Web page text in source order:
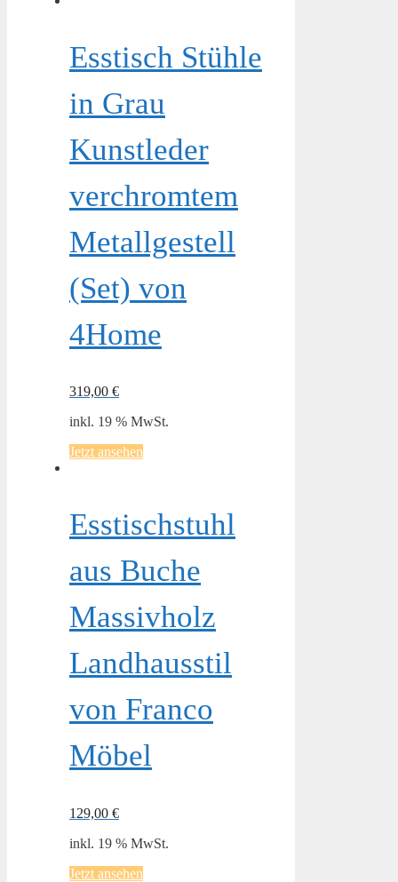
Esstisch Stühle
in Grau
Kunstleder
verchromtem
Metallgestell
(Set) von
4Home
319,00 €
inkl. 19 % MwSt.
Jetzt ansehen
Esstischstuhl
aus Buche
Massivholz
Landhausstil
von Franco
Möbel
129,00 €
inkl. 19 % MwSt.
Jetzt ansehen